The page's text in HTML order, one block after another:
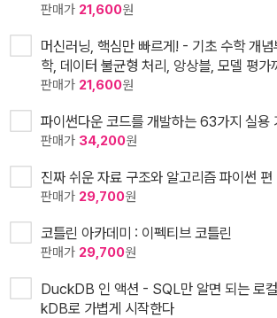
판매가 21,600원
머신러닝, 핵심만 빠르게! - 기초 수학 개
학, 데이터 불균형 처리, 앙상블, 모델 평가
판매가 21,600원
파이썬다운 코드를 개발하는 63가지 실용
판매가 34,200원
진짜 쉬운 자료 구조와 알고리즘 파이썬 편
판매가 29,700원
코틀린 아카데미 : 이펙티브 코틀린
판매가 29,700원
DuckDB 인 액션 - SQL만 알면 되는 로
kDB로 가볍게 시작한다